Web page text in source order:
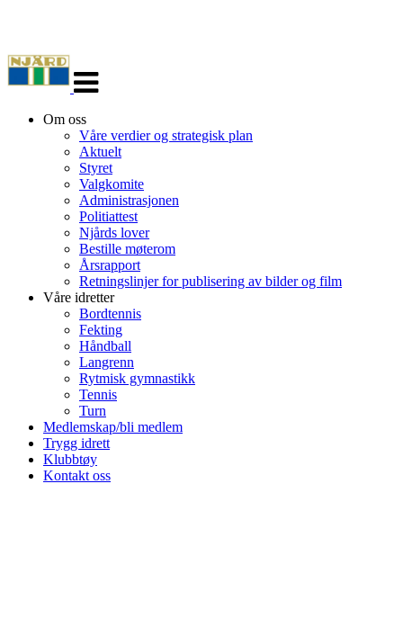
navigasjon
Om oss
Våre verdier og strategisk plan
Aktuelt
Styret
Valgkomite
Administrasjonen
Politiattest
Njårds lover
Bestille møterom
Årsrapport
Retningslinjer for publisering av bilder og film
Våre idretter
Bordtennis
Fekting
Håndball
Langrenn
Rytmisk gymnastikk
Tennis
Turn
Medlemskap/bli medlem
Trygg idrett
Klubbtøy
Kontakt oss